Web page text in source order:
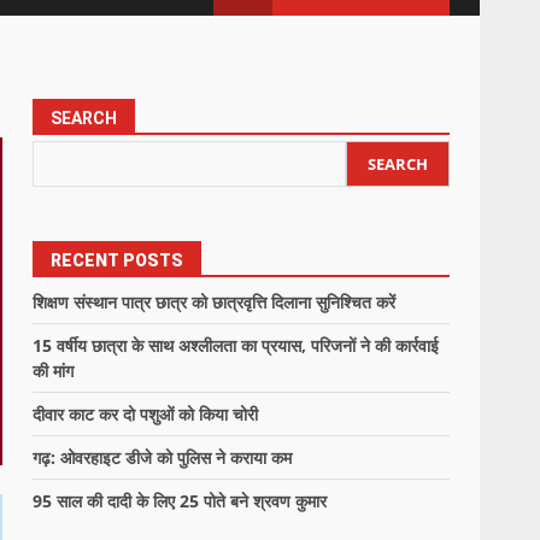
SEARCH
SEARCH
RECENT POSTS
शिक्षण संस्थान पात्र छात्र को छात्रवृत्ति दिलाना सुनिश्चित करें
15 वर्षीय छात्रा के साथ अश्लीलता का प्रयास, परिजनों ने की कार्रवाई
की मांग
दीवार काट कर दो पशुओं को किया चोरी
गढ़: ओवरहाइट डीजे को पुलिस ने कराया कम
95 साल की दादी के लिए 25 पोते बने श्रवण कुमार